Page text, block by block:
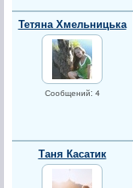
Тетяна Хмельницька
Сообщений: 4
Таня Касатик